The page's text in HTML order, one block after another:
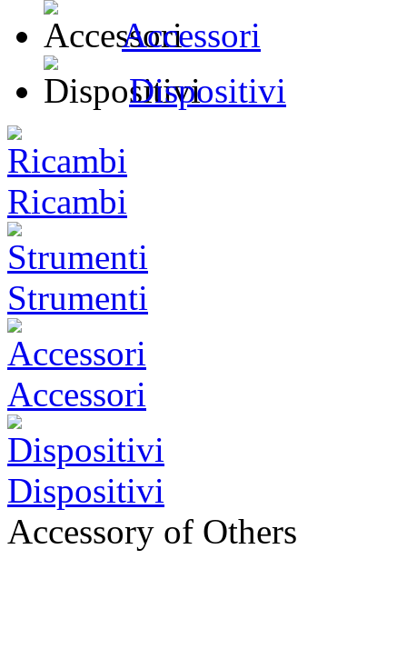
Accessori
Dispositivi
Ricambi
Strumenti
Accessori
Dispositivi
Accessory of Others